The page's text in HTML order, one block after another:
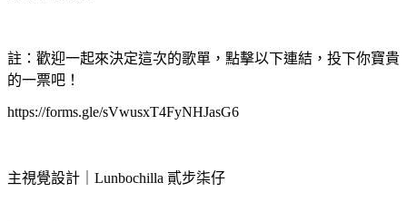
註：歡迎一起來決定這次的歌單，點擊以下連結，投下你寶貴
的一票吧！
https://forms.gle/sVwusxT4FyNHJasG6
主視覺設計｜Lunbochilla 貳步柒仔